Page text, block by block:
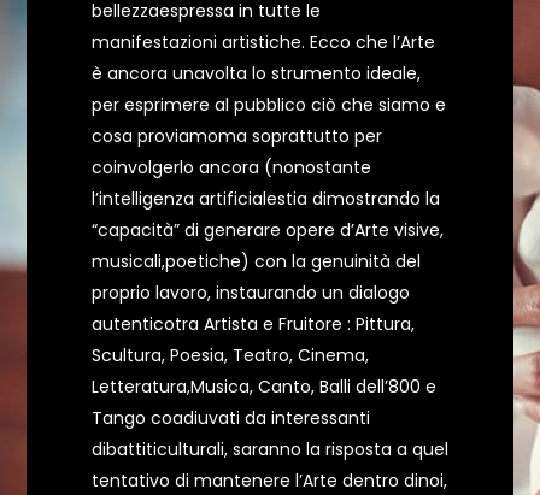
bellezzaespressa in tutte le
manifestazioni artistiche. Ecco che l’Arte
è ancora unavolta lo strumento ideale,
per esprimere al pubblico ciò che siamo e
cosa proviamoma soprattutto per
coinvolgerlo ancora (nonostante
l’intelligenza artificialestia dimostrando la
“capacità” di generare opere d’Arte visive,
musicali,poetiche) con la genuinità del
proprio lavoro, instaurando un dialogo
autenticotra Artista e Fruitore : Pittura,
Scultura, Poesia, Teatro, Cinema,
Letteratura,Musica, Canto, Balli dell’800 e
Tango coadiuvati da interessanti
dibattiticulturali, saranno la risposta a quel
tentativo di mantenere l’Arte dentro dinoi,